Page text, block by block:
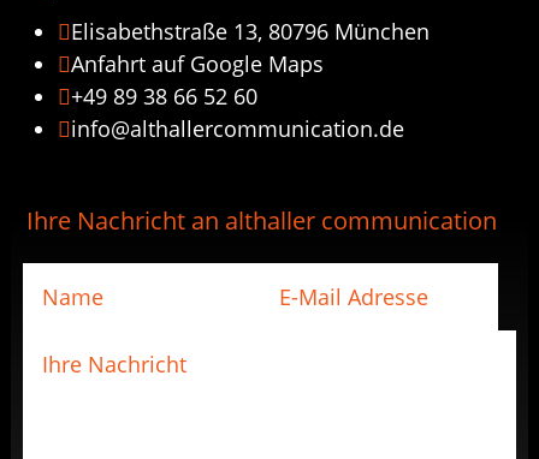
Elisabethstraße 13, 80796 München
Anfahrt auf Google Maps
+49 89 38 66 52 60
info@althallercommunication.de
Ihre Nachricht an althaller communication